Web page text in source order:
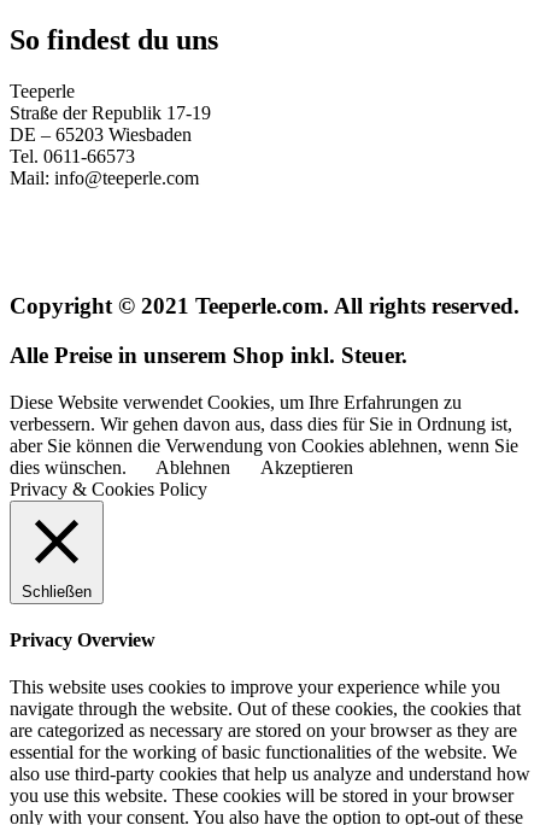
So findest du uns
Teeperle
Straße der Republik 17-19
DE – 65203 Wiesbaden
Tel. 0611-66573
Mail: info@teeperle.com
Copyright © 2021 Teeperle.com. All rights reserved.
Alle Preise in unserem Shop inkl. Steuer.
Diese Website verwendet Cookies, um Ihre Erfahrungen zu
verbessern. Wir gehen davon aus, dass dies für Sie in Ordnung ist,
aber Sie können die Verwendung von Cookies ablehnen, wenn Sie
dies wünschen.
Ablehnen
Akzeptieren
Privacy & Cookies Policy
Schließen
Privacy Overview
This website uses cookies to improve your experience while you
navigate through the website. Out of these cookies, the cookies that
are categorized as necessary are stored on your browser as they are
essential for the working of basic functionalities of the website. We
also use third-party cookies that help us analyze and understand how
you use this website. These cookies will be stored in your browser
only with your consent. You also have the option to opt-out of these